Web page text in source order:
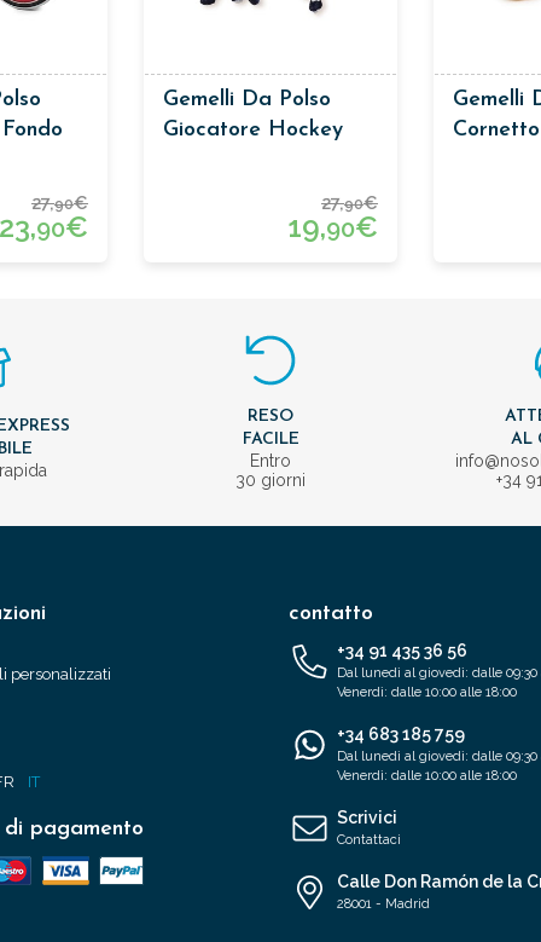
27,90€
23,90€
Gemelli Da Polso
Giocatore Hockey
27,90€
19,90€
Gemelli
Cornetto
RESO
FACILE
Entro
30 giorni
AL
+34
personalizzati
IT
pagamento
contatto
+34 91 435 36 56
Dal lunedì al giovedì: dalle 09:30
Venerdì: dalle 10:00 alle 18:00
+34 683 185 759
Dal lunedì al giovedì: dalle 09:30
Venerdì: dalle 10:00 alle 18:00
Scrivici
Contattaci
Calle Don Ramón de la
28001 - Madrid